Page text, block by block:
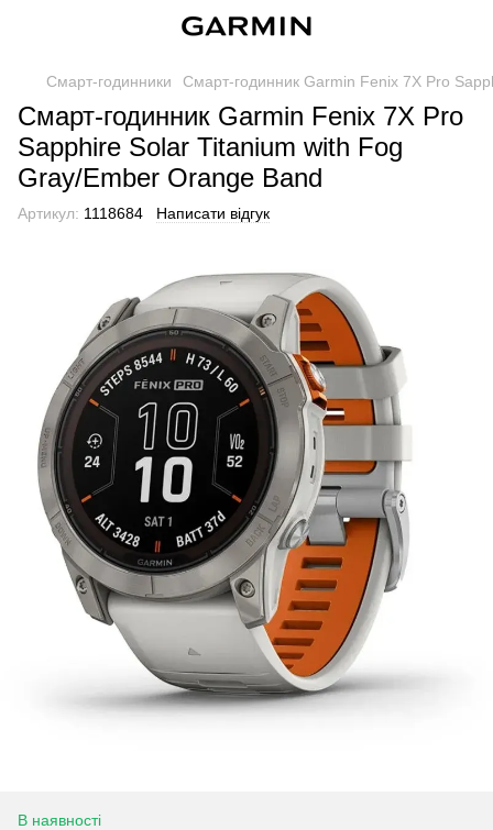
Смарт-годинники Смарт-годинник Garmin Fenix ​​7X Pro
Смарт-годинник Garmin Fenix ​​7X Pro
Sapphire Solar Titanium with Fog
Gray/Ember Orange Band
Артикул: 1118684 Написати відгук
В наявності